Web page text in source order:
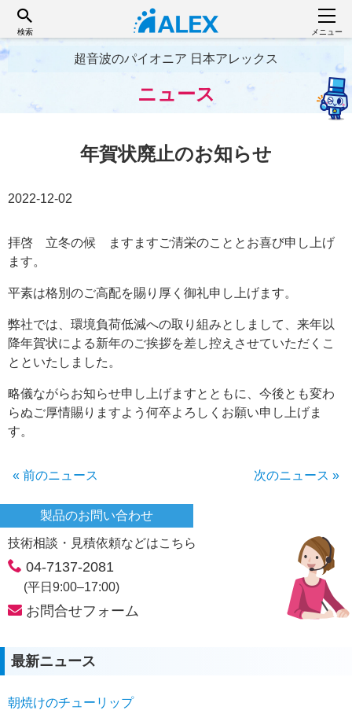
検索 メニュー
超音波のパイオニア 日本アレックス
ニュース
年賀状廃止のお知らせ
2022-12-02
拝啓 立冬の候 ますますご清栄のこととお喜び申し上げ
ます。
平素は格別のご高配を賜り厚く御礼申し上げます。
弊社では、環境負荷低減への取り組みとしまして、来年以
降年賀状による新年のご挨拶を差し控えさせていただくこ
とといたしました。
略儀ながらお知らせ申し上げますとともに、今後とも変わ
らぬご厚情賜りますよう何卒よろしくお願い申し上げま
す。
« 前のニュース 次のニュース »
製品のお問い合わせ
技術相談・見積依頼などはこちら
04-7137-2081
(平日9:00–17:00)
お問合せフォーム
最新ニュース
朝焼けのチューリップ